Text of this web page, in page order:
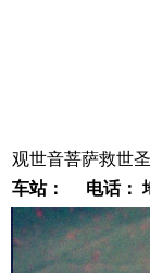
观世音菩萨救世
车站：
电话：